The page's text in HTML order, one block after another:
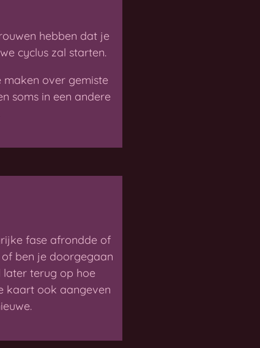
hebben dat je
cyclus zal starten.
over gemiste
soms in een andere
fase afrondde of
ben je doorgegaan
later terug op hoe
kaart ook aangeven